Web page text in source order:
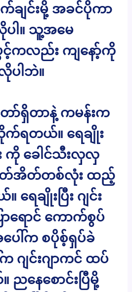
ချင်းမို့ အခင်ပိုကာ
ပါ။ သူ့အမေ
င့်ကလည်း ကျနော့်ကို
ပါဘဲ။
ာ်ရှိတာနဲ့ ကမန်းက
က်ရတယ်။ ရေချိုး
ကို ခေါင်သီးလှလှ
တ်အိတ်တစ်လုံး ထည့်
ေချိုးပြီး ဂျင်း
ရောင် ကောက်စွပ်
ါ်က စပိုစ့်ရှပ်ခဲ
ဂျင်းဂျာကင် ထပ်
ေစောင်းပြီမို့